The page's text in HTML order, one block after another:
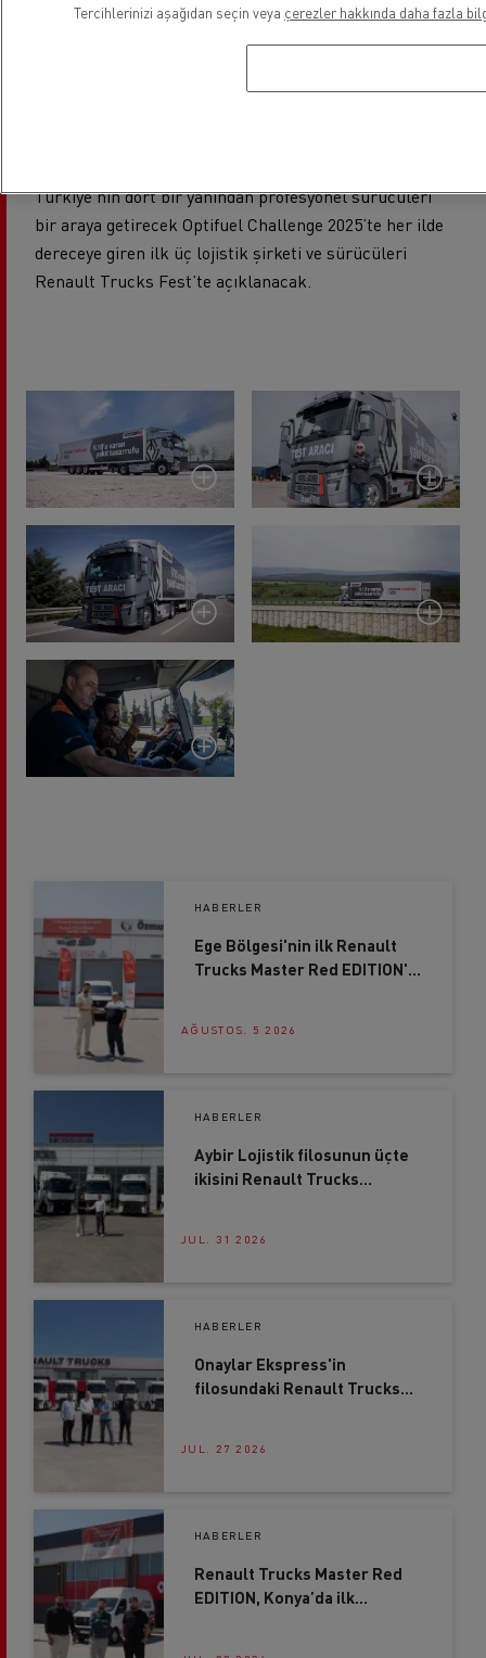
bir sürüş sunuyor.
Türkiye’nin dört bir yanından profesyonel sürücüleri
bir araya getirecek Optifuel Challenge 2025’te her ilde
dereceye giren ilk üç lojistik şirketi ve sürücüleri
Renault Trucks Fest’te açıklanacak.
HABERLER
Ege Bölgesi'nin ilk Renault
Trucks Master Red EDITION'ı
AĞUSTOS. 5 2026
HABERLER
Aybir Lojistik filosunun üçte
ikisini Renault Trucks
JUL. 31 2026
HABERLER
Onaylar Ekspress'in
filosundaki Renault Trucks
JUL. 27 2026
HABERLER
Renault Trucks Master Red
EDITION, Konya’da ilk
Tercihlerinizi aşağıdan seçin veya çerezler hakkında daha fazla